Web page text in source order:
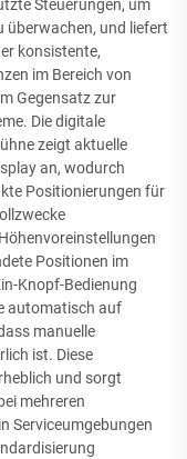
Steuerungen, um
überwachen, und liefert
konsistente,
im Bereich von
Gegensatz zur
Die digitale
zeigt aktuelle
an, wodurch
Positionierungen für
Positionen im
Knopf-Bedienung
automatisch auf
manuelle
ist. Diese
und sorgt
mehreren
Serviceumgebungen